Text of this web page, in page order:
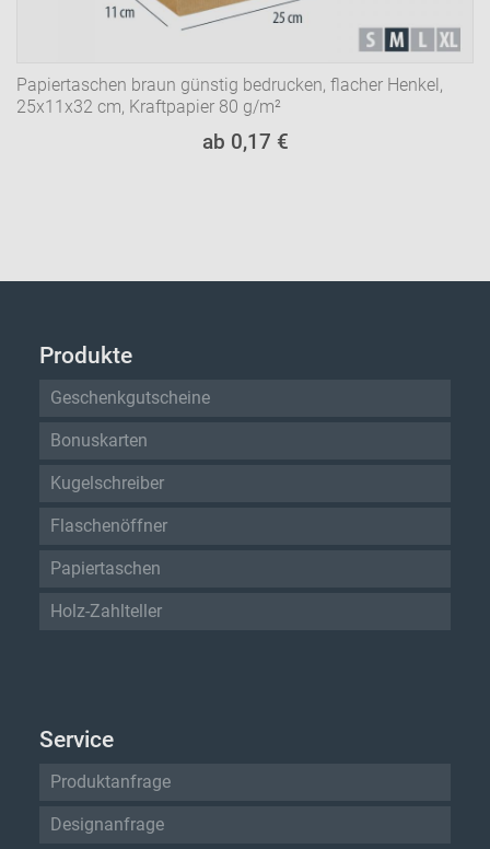
Papiertaschen braun günstig bedrucken, flacher Henkel,
25x11x32 cm, Kraftpapier 80 g/m²
ab 0,17 €
Produkte
Geschenkgutscheine
Bonuskarten
Kugelschreiber
Flaschenöffner
Papiertaschen
Holz-Zahlteller
Service
Produktanfrage
Designanfrage